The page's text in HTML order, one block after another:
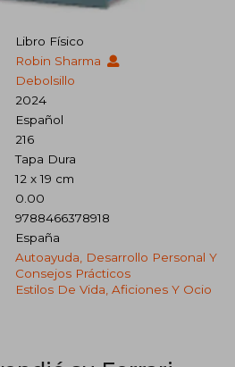
Libro Físico
Robin Sharma
Debolsillo
2024
Español
216
Tapa Dura
12 x 19 cm
0.00
9788466378918
España
Autoayuda, Desarrollo Personal Y
Consejos Prácticos
Estilos De Vida, Aficiones Y Ocio